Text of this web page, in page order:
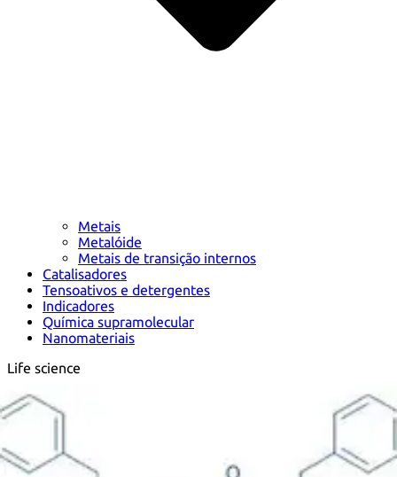
Metais
Metalóide
Metais de transição internos
Catalisadores
Tensoativos e detergentes
Indicadores
Química supramolecular
Nanomateriais
Life science